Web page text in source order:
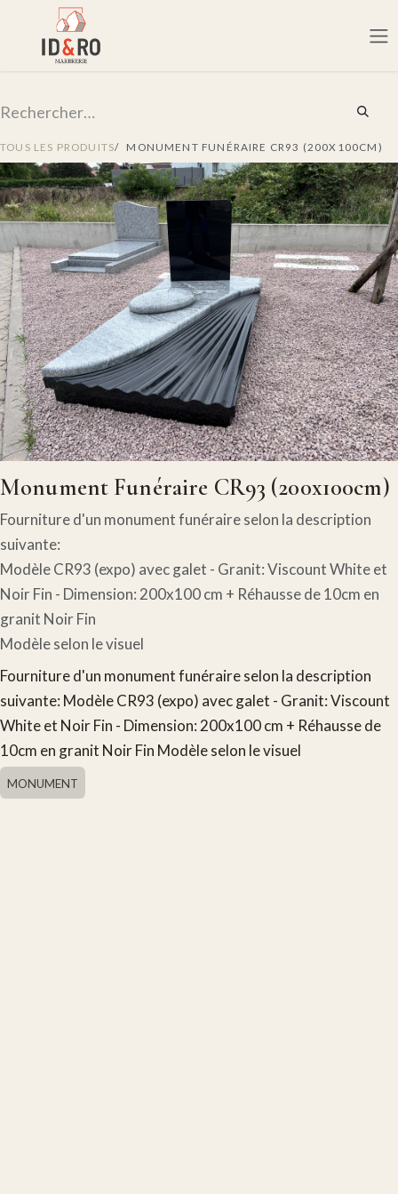
TOUS LES PRODUITS MONUMENT FUNÉRAIRE CR93 (200X100CM)
Monument Funéraire CR93 (200x100cm)
Fourniture d'un monument funéraire selon la description
suivante:
Modèle CR93 (expo) avec galet - Granit: Viscount White et
Noir Fin - Dimension: 200x100 cm + Réhausse de 10cm en
granit Noir Fin
Modèle selon le visuel
Fourniture d'un monument funéraire selon la description
suivante: Modèle CR93 (expo) avec galet - Granit: Viscount
White et Noir Fin - Dimension: 200x100 cm + Réhausse de
10cm en granit Noir Fin Modèle selon le visuel
MONUMENT